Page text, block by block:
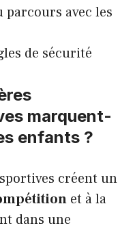
parcours avec les
de sécurité
marquent-
enfants ?
sportives créent un
et à la
dans une